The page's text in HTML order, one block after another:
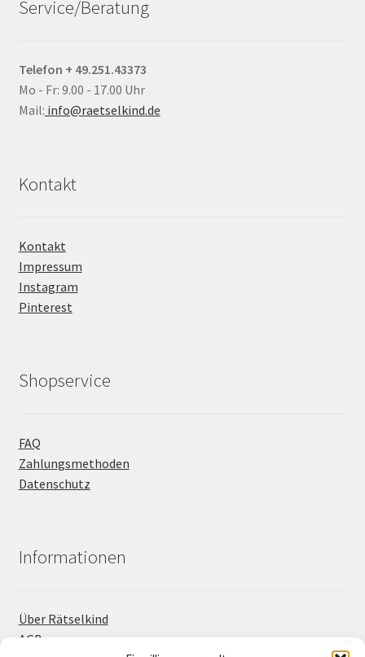
Service/Beratung
Telefon + 49.251.43373
Mo - Fr: 9.00 - 17.00 Uhr
Mail: info@raetselkind.de
Kontakt
Kontakt
Impressum
Instagram
Pinterest
Shopservice
FAQ
Zahlungsmethoden
Datenschutz
Informationen
Über Rätselkind
AGB